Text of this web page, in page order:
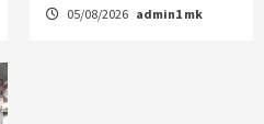
05/08/2026 admin1 mk